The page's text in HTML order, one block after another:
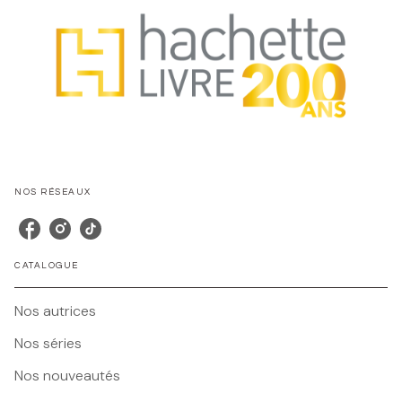
NOS RÉSEAUX
CATALOGUE
Nos autrices
Nos séries
Nos nouveautés